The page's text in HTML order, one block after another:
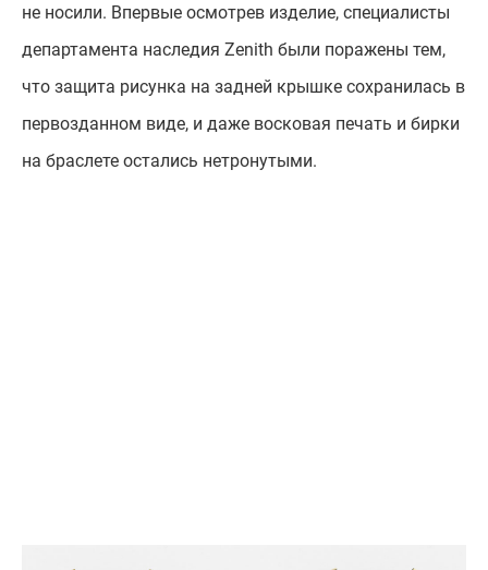
не носили. Впервые осмотрев изделие, специалисты
департамента наследия Zenith были поражены тем,
что защита рисунка на задней крышке сохранилась в
первозданном виде, и даже восковая печать и бирки
на браслете остались нетронутыми.